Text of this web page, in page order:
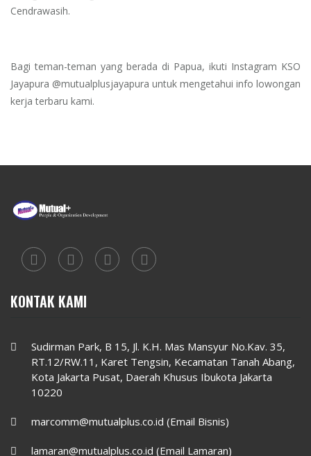
Cendrawasih.
Bagi teman-teman yang berada di Papua, ikuti Instagram KSO
Jayapura @mutualplusjayapura untuk mengetahui info lowongan
kerja terbaru kami.
KONTAK KAMI
Sudirman Park, B 15, Jl. K.H. Mas Mansyur No.Kav. 35,
RT.12/RW.11, Karet Tengsin, Kecamatan Tanah Abang,
Kota Jakarta Pusat, Daerah Khusus Ibukota Jakarta
10220
marcomm@mutualplus.co.id (Email Bisnis)
lamaran@mutualplus.co.id (Email Lamaran)